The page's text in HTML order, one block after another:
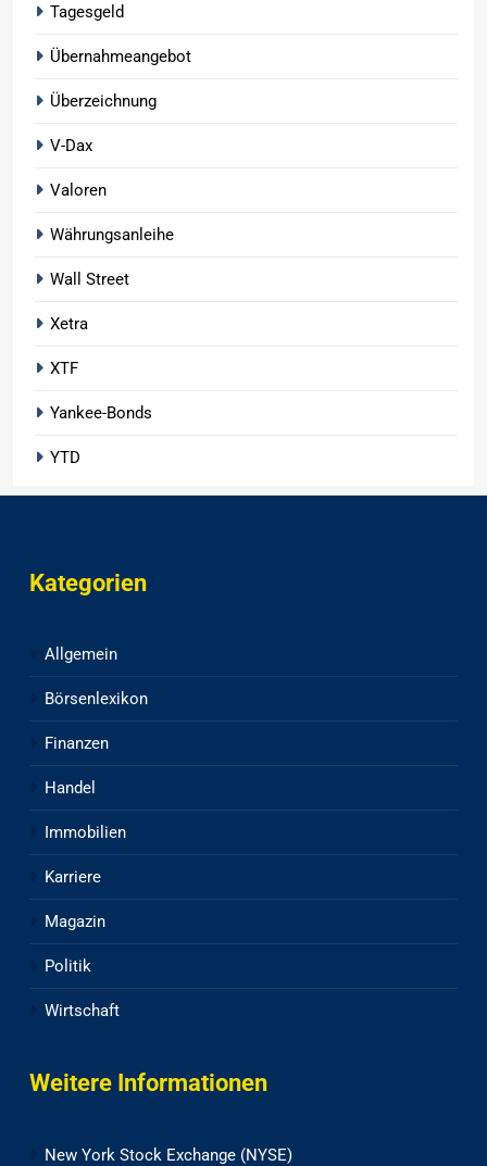
Tagesgeld
Übernahmeangebot
Überzeichnung
V-Dax
Valoren
Währungsanleihe
Wall Street
Xetra
XTF
Yankee-Bonds
YTD
Kategorien
Allgemein
Börsenlexikon
Finanzen
Handel
Immobilien
Karriere
Magazin
Politik
Wirtschaft
Weitere Informationen
New York Stock Exchange (NYSE)